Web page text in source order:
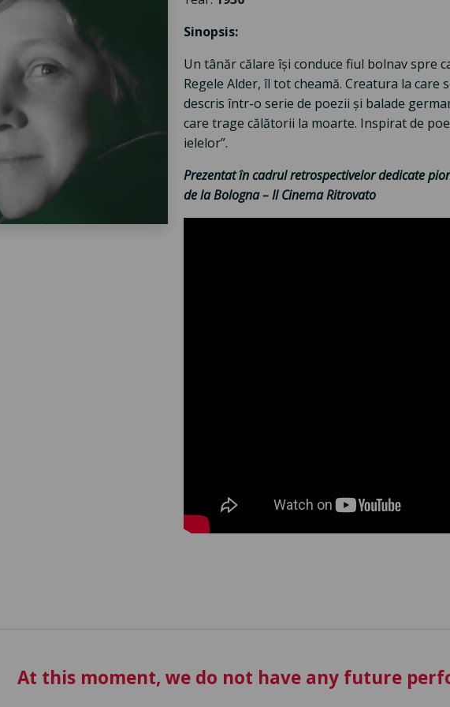
Sinopsis:
Un tânăr călare își conduce fiul bolnav spre
Regele Alder, îl tot cheamă. Creatura la
descris într-o serie de poezii și balade
care trage călătorii la moarte. Inspirat de
ielelor”.
Prezentat în cadrul retrospectivelor dedicate
de la Bologna – Il Cinema Ritrovato
At this moment, we do not have any future